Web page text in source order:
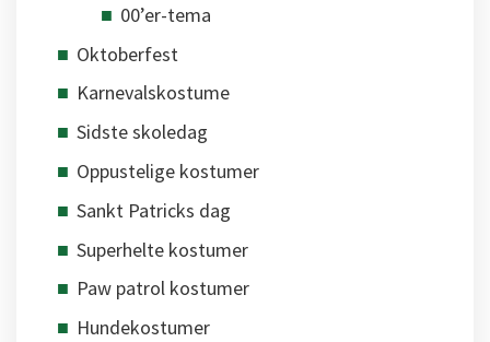
00’er-tema
Oktoberfest
Karnevalskostume
Sidste skoledag
Oppustelige kostumer
Sankt Patricks dag
Superhelte kostumer
Paw patrol kostumer
Hundekostumer